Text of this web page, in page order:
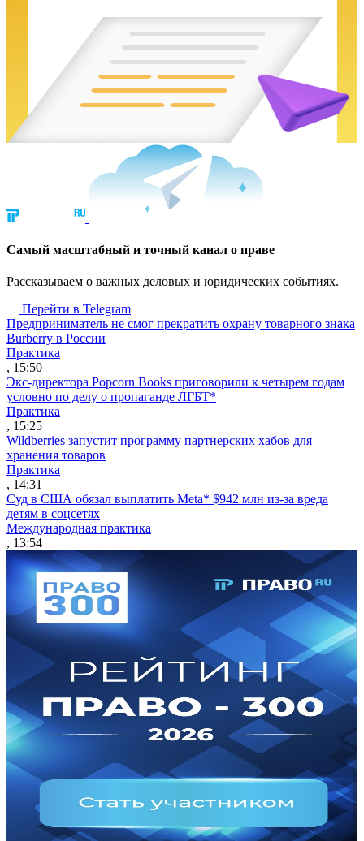
Cамый масштабный и точный канал о праве
Рассказываем о важных деловых и юридических событиях.
Перейти в Telegram
Предприниматель не смог прекратить охрану товарного знака
Burberry в России
Практика
, 15:50
Экс-директора Popcorn Books приговорили к четырем годам
условно по делу о пропаганде ЛГБТ*
Практика
, 15:25
Wildberries запустит программу партнерских хабов для
хранения товаров
Практика
, 14:31
Суд в США обязал выплатить Meta* $942 млн из-за вреда
детям в соцсетях
Международная практика
, 13:54